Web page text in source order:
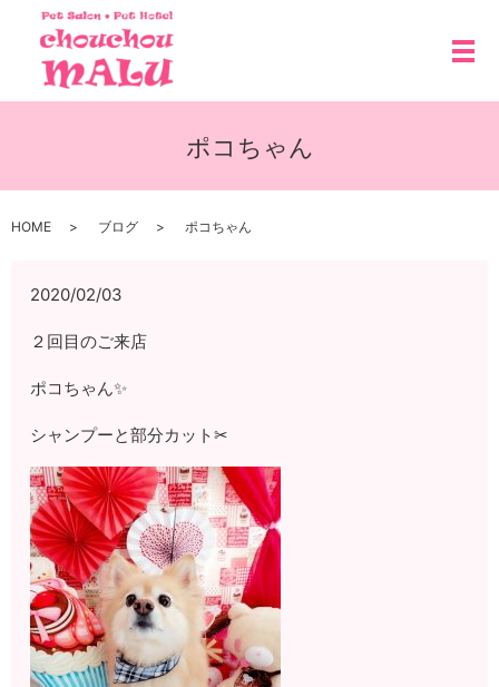
メ
ポコちゃん
HOME ブログ ポコちゃん
2020/02/03
２回目のご来店
ポコちゃん✨
シャンプーと部分カット✂